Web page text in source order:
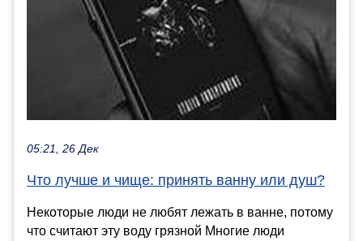
05:21, 26 Дек
Что лучше и чище: принять ванну или душ?
Некоторые люди не любят лежать в ванне, потому
что считают эту воду грязной Многие люди